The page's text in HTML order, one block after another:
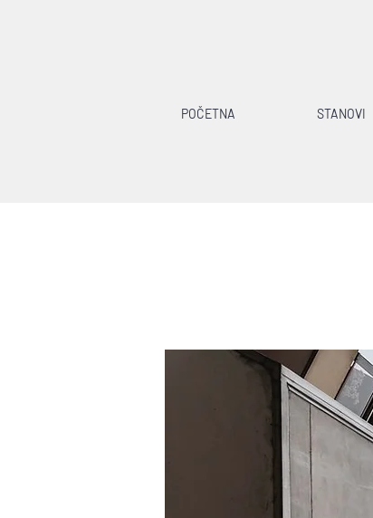
POČETNA STANOVI